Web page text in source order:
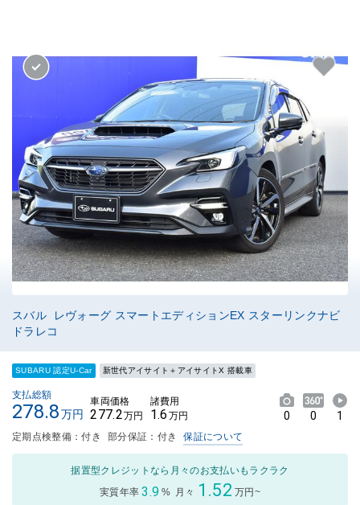
スバル レヴォーグ スマートエディションEX スターリンクナビ
ドラレコ
SUBARU 認定U-Car 新世代アイサイト＋アイサイトX 搭載車
支払総額
278.8万円
車両価格
277.2万円
諸費用
1.6 万円 0 0 1
定期点検整備：付き 部分保証：付き 保証について
据置型クレジットなら月々のお支払いもラクラク
実質年率 3.9 % 月々 1.52 万円~